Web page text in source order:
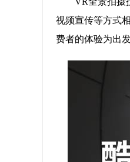
视频宣传等方式
费者的体验为出